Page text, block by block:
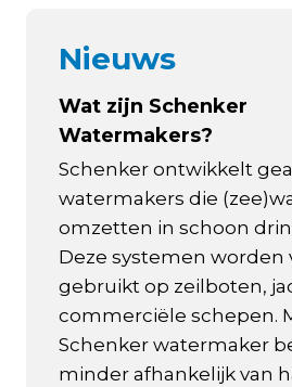
Nieuws
Wat zijn Schenker
Watermakers?
Schenker ontwikkelt
watermakers die
omzetten in schoon
Deze systemen worden
gebruikt op zeilboten,
commerciële schepen.
Schenker watermaker
minder afhankelijk van